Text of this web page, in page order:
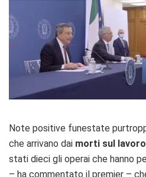
Note positive funestate
che arrivano dai morti sul lavoro
stati dieci gli operai che hanno
– ha commentato il premier –